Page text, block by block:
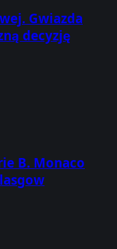
Gwiazda
decyzję
B. Monaco